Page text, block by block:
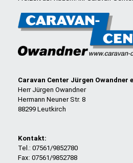
Caravan Center Jürgen Owandner
Herr Jürgen Owandner
Hermann Neuner Str. 8
88299 Leutkirch
Kontakt:
Tel.: 07561/9852780
Fax: 07561/9852788